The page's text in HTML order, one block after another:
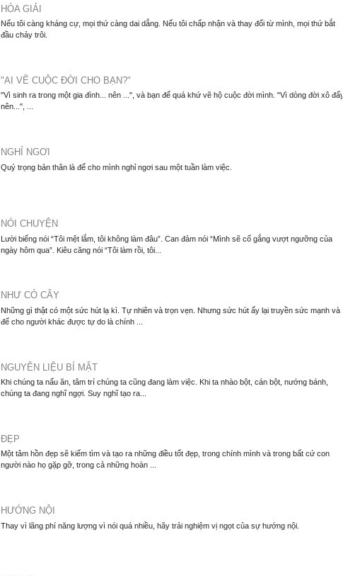
HÓA GIẢI
Nếu tôi càng kháng cự, mọi thứ càng dai dẳng. Nếu tôi chấp nhận và thay đổi từ mình, mọi thứ bắt
đầu chảy trôi.
"AI VẼ CUỘC ĐỜI CHO BẠN?"
"Vì sinh ra trong một gia đình... nên ...", và bạn để quá khứ vẽ hộ cuộc đời mình. "Vì dòng đời xô đẩy
nên...", ...
NGHỈ NGƠI
Quý trọng bản thân là để cho mình nghỉ ngơi sau một tuần làm việc.
NÓI CHUYỆN
Lười biếng nói “Tôi mệt lắm, tôi không làm đâu”. Can đảm nói “Mình sẽ cố gắng vượt ngưỡng của
ngày hôm qua”. Kiêu căng nói “Tôi làm rồi, tôi...
NHƯ CỎ CÂY
Những gì thật có một sức hút lạ kì. Tự nhiên và trọn vẹn. Nhưng sức hút ấy lại truyền sức mạnh và
để cho người khác được tự do là chính ...
NGUYÊN LIỆU BÍ MẬT
Khi chúng ta nấu ăn, tâm trí chúng ta cũng đang làm việc. Khi ta nhào bột, cán bột, nướng bánh,
chúng ta đang nghĩ ngợi. Suy nghĩ tạo ra...
ĐẸP
Một tâm hồn đẹp sẽ kiếm tìm và tạo ra những điều tốt đẹp, trong chính mình và trong bất cứ con
người nào họ gặp gỡ, trong cả những hoàn ...
HƯỚNG NỘI
Thay vì lãng phí năng lượng vì nói quá nhiều, hãy trải nghiệm vị ngọt của sự hướng nội.